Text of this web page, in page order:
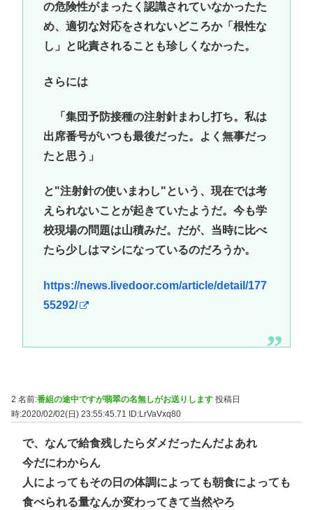
の危険性がまったく認識されていなかったた
め、適切な対応をされないどころか「根性な
し」と叱責されることも珍しくなかった。
さらには
「集団予防接種の注射針まわし打ち。私は
出席番号がいつも最後だった。よく無事だっ
たと思う」
と"注射針の使いまわし"という、現在では考
えられないことが起きていたようだ。今も学
校現場の問題は山積みだ。だが、当時に比べ
たら少しはマシになっているのだろうか。
https://news.livedoor.com/article/detail/177
55292/
2 名前:番組の途中ですが翡翠の名無しがお送りします 投稿日
時:2020/02/02(日) 23:55:45.71 ID:LrVaVxq80
で、なんで給食残したらダメだったんだよあれ
今だにわからん
人によってもその日の体調によっても朝食によっても
食べられる量なんか変わってきて当然やろ